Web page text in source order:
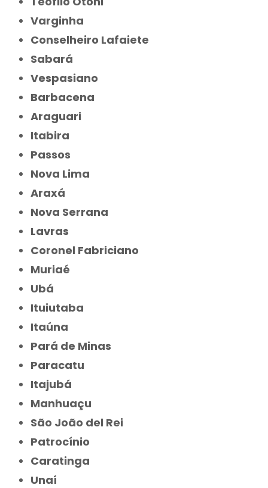
Varginha
Conselheiro Lafaiete
Sabará
Vespasiano
Barbacena
Araguari
Itabira
Passos
Nova Lima
Araxá
Nova Serrana
Lavras
Coronel Fabriciano
Muriaé
Ubá
Ituiutaba
Itaúna
Pará de Minas
Paracatu
Itajubá
Manhuaçu
São João del Rei
Patrocínio
Caratinga
Unaí